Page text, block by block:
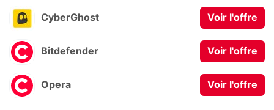
CyberGhost Voir l'offre
Bitdefender Voir l'offre
Opera Voir l'offre